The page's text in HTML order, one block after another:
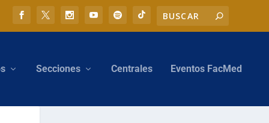
Secciones Centrales Eventos FacMed